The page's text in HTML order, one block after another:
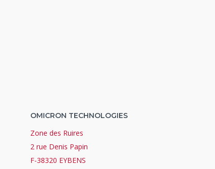
OMICRON TECHNOLOGIES
Zone des Ruires
2 rue Denis Papin
F-38320 EYBENS